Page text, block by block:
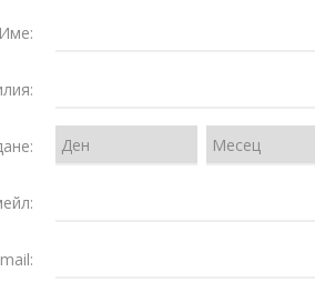
Име: